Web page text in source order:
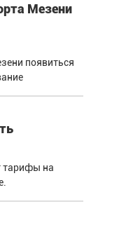
Мезени
появиться
тарифы на